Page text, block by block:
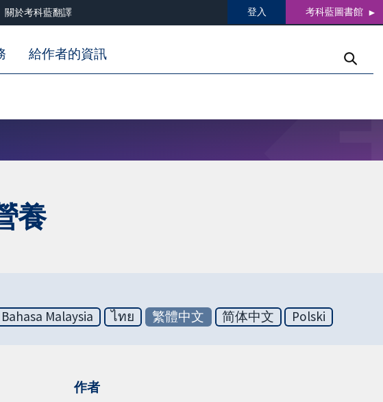
關於考科藍翻譯 登入 考科藍圖書館
給作者的資訊
養
Bahasa Malaysia ไทย 繁體中文 简体中文 Polski
作者